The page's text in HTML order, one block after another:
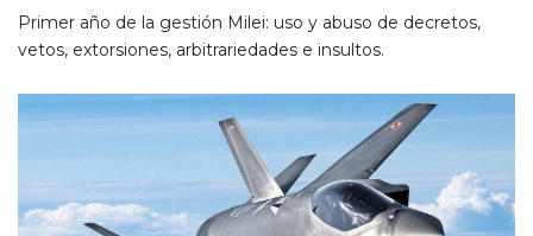
Primer año de la gestión Milei: uso y abuso de decretos,
vetos, extorsiones, arbitrariedades e insultos.